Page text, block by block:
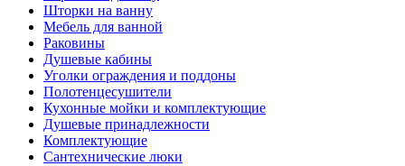
Шторки на ванну
Мебель для ванной
Раковины
Душевые кабины
Уголки ограждения и поддоны
Полотенцесушители
Кухонные мойки и комплектующие
Душевые принадлежности
Комплектующие
Сантехнические люки